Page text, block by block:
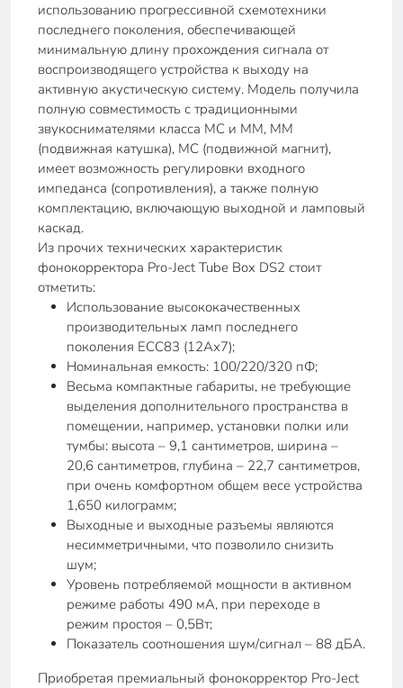
использованию прогрессивной схемотехники
последнего поколения, обеспечивающей
минимальную длину прохождения сигнала от
воспроизводящего устройства к выходу на
активную акустическую систему. Модель получила
полную совместимость с традиционными
звукоснимателями класса МС и ММ, ММ
(подвижная катушка), МС (подвижной магнит),
имеет возможность регулировки входного
импеданса (сопротивления), а также полную
комплектацию, включающую выходной и ламповый
каскад.
Из прочих технических характеристик
фонокорректора Pro-Ject Tube Box DS2 стоит
отметить:
Использование высококачественных
производительных ламп последнего
поколения ECC83 (12Ах7);
Номинальная емкость: 100/220/320 пФ;
Весьма компактные габариты, не требующие
выделения дополнительного пространства в
помещении, например, установки полки или
тумбы: высота – 9,1 сантиметров, ширина –
20,6 сантиметров, глубина – 22,7 сантиметров,
при очень комфортном общем весе устройства
1,650 килограмм;
Выходные и выходные разъемы являются
несимметричными, что позволило снизить
шум;
Уровень потребляемой мощности в активном
режиме работы 490 мА, при переходе в
режим простоя – 0,5Вт;
Показатель соотношения шум/сигнал – 88 дБА.
Приобретая премиальный фонокорректор Pro-Ject